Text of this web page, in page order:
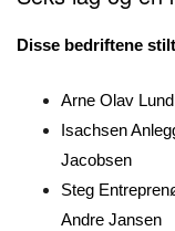
Disse bedriftene
Arne Olav
Isachsen
Jacobsen
Steg
Andre Jansen